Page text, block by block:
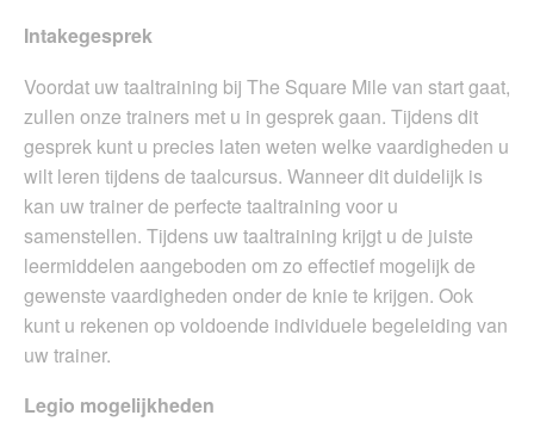
Intakegesprek
Voordat uw taaltraining bij The Square Mile van start gaat,
zullen onze trainers met u in gesprek gaan. Tijdens dit
gesprek kunt u precies laten weten welke vaardigheden u
wilt leren tijdens de taalcursus. Wanneer dit duidelijk is
kan uw trainer de perfecte taaltraining voor u
samenstellen. Tijdens uw taaltraining krijgt u de juiste
leermiddelen aangeboden om zo effectief mogelijk de
gewenste vaardigheden onder de knie te krijgen. Ook
kunt u rekenen op voldoende individuele begeleiding van
uw trainer.
Legio mogelijkheden